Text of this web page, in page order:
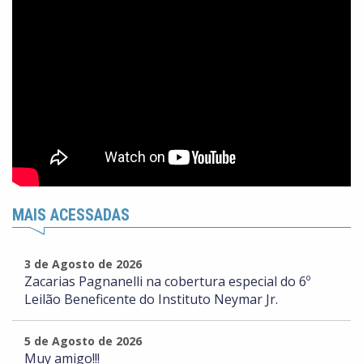
MAIS ACESSADAS
3 de Agosto de 2026
Zacarias Pagnanelli na cobertura especial do 6º
Leilão Beneficente do Instituto Neymar Jr.
5 de Agosto de 2026
Muy amigo!!!